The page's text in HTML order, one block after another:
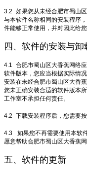
3.2 如果您从未经合肥市蜀山
与本软件名称相同的安装程序
件能够正常使用，并对因此给
四、软件的安装与卸
4.1 合肥市蜀山区大香蕉网络
软件版本，您应当根据实际情
安装在未经合肥市蜀山区大香
您未正确安装合适的软件版本
工作室不承担任何责任。
4.2 下载安装程序后，您需要
4.3
如果您不再需要使用本软
愿意帮助合肥市蜀山区大香蕉
五、软件的更新